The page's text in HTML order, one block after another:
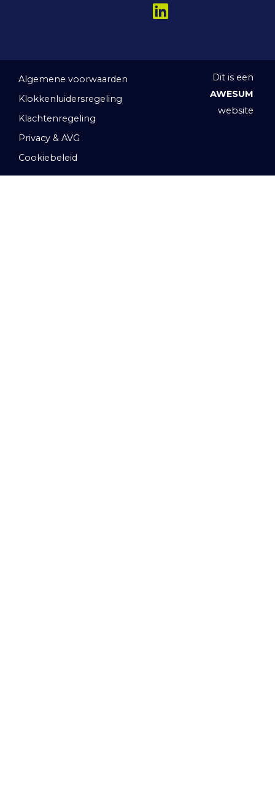
Algemene voorwaarden
Klokkenluidersregeling
Klachtenregeling
Privacy & AVG
Cookiebeleid
Dit is een
AWESUM
website